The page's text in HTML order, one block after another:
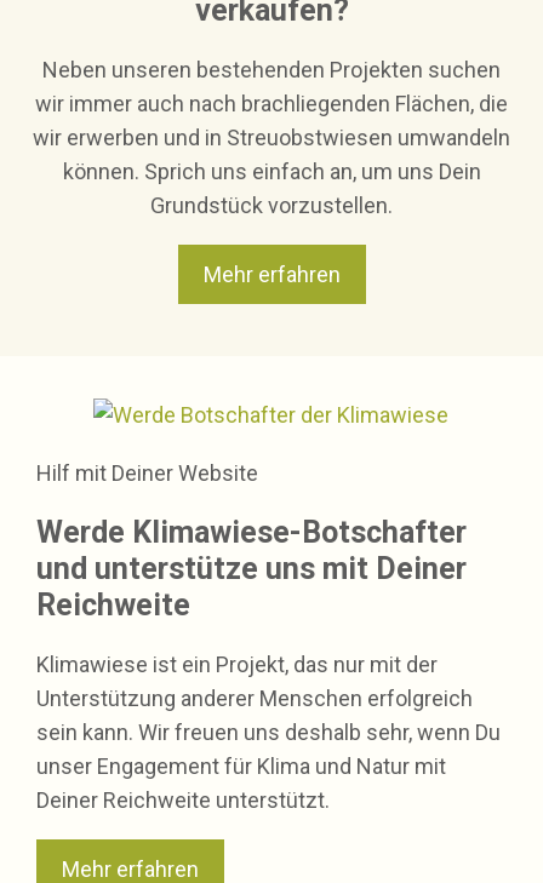
verkaufen?
Neben unseren bestehenden Projekten suchen
wir immer auch nach brachliegenden Flächen, die
wir erwerben und in Streuobstwiesen umwandeln
können. Sprich uns einfach an, um uns Dein
Grundstück vorzustellen.
Mehr erfahren
Hilf mit Deiner Website
Werde Klimawiese-Botschafter
und unterstütze uns mit Deiner
Reichweite
Klimawiese ist ein Projekt, das nur mit der
Unterstützung anderer Menschen erfolgreich
sein kann. Wir freuen uns deshalb sehr, wenn Du
unser Engagement für Klima und Natur mit
Deiner Reichweite unterstützt.
Mehr erfahren